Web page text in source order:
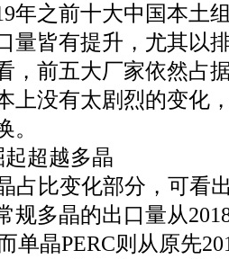
年之前十大中国本土
量皆有提升，尤其以
，前五大厂家依然占
上没有太剧烈的变化
。
起超越多晶
占比变化部分，可看
规多晶的出口量从
单晶PERC则从原先